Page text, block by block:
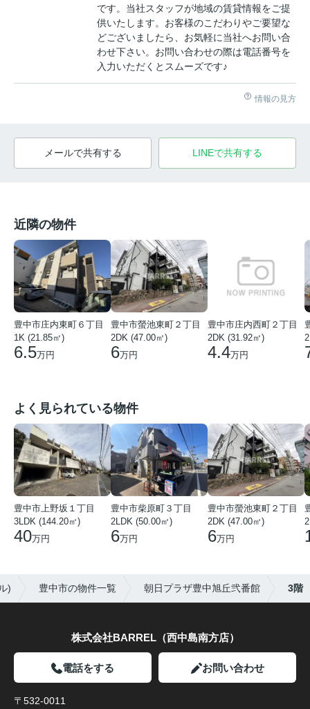
です。当社スタッフが地域の賃貸情報をご提
供いたします。お客様のこだわりやご要望な
どございましたら、お気軽に当社へお問い合
わせ下さい。お問い合わせの際は電話番号を
入力いただくとスムーズです♪
情報の見方
メールで共有する LINEで共有する
近隣の物件
豊中市庄内東町６丁目
1K (21.85㎡)
6.5万円
豊中市螢池東町２丁目
2DK (47.00㎡)
6万円
豊中市庄内西町２丁目
2DK (31.92㎡)
4.4万円
よく見られている物件
豊中市上野坂１丁目
3LDK (144.20㎡)
40万円
豊中市柴原町３丁目
2LDK (50.00㎡)
6万円
豊中市螢池東町２丁目
2DK (47.00㎡)
6万円
) 豊中市の物件一覧 朝日プラザ豊中旭丘弐番館 3階
株式会社BARREL（西中島南方店）
電話をする お問い合わせ
〒532-0011